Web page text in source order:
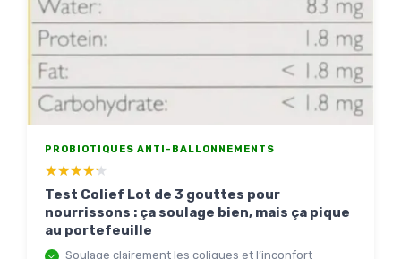
PROBIOTIQUES ANTI-BALLONNEMENTS
★★★★★
★★★★★
Test Colief Lot de 3 gouttes pour
nourrissons : ça soulage bien, mais ça pique
au portefeuille
Soulage clairement les coliques et l’inconfort